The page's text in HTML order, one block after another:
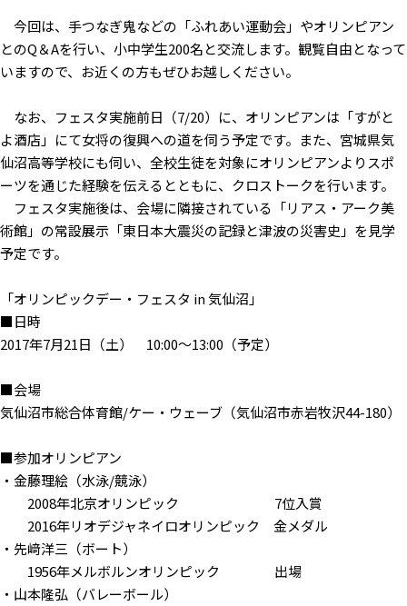
今回は、手つなぎ鬼などの「ふれあい運動会」やオリンピアン
とのQ＆Aを行い、小中学生200名と交流します。観覧自由となって
いますので、お近くの方もぜひお越しください。
なお、フェスタ実施前日（7/20）に、オリンピアンは「すがと
よ酒店」にて女将の復興への道を伺う予定です。また、宮城県気
仙沼高等学校にも伺い、全校生徒を対象にオリンピアンよりスポ
ーツを通じた経験を伝えるとともに、クロストークを行います。
フェスタ実施後は、会場に隣接されている「リアス・アーク美
術館」の常設展示「東日本大震災の記録と津波の災害史」を見学
予定です。
「オリンピックデー・フェスタ in 気仙沼」
■日時
2017年7月21日（土） 10:00〜13:00（予定）
■会場
気仙沼市総合体育館/ケー・ウェーブ（気仙沼市赤岩牧沢44-180）
■参加オリンピアン
・金藤理絵（水泳/競泳）
2008年北京オリンピック 7位入賞
2016年リオデジャネイロオリンピック 金メダル
・先﨑洋三（ボート）
1956年メルボルンオリンピック 出場
・山本隆弘（バレーボール）